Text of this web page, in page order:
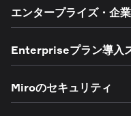
エンタープライズ・企
Enterpriseプラン導入
Miroのセキュリティ